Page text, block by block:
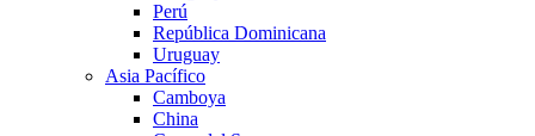
Perú
República Dominicana
Uruguay
Asia Pacífico
Camboya
China